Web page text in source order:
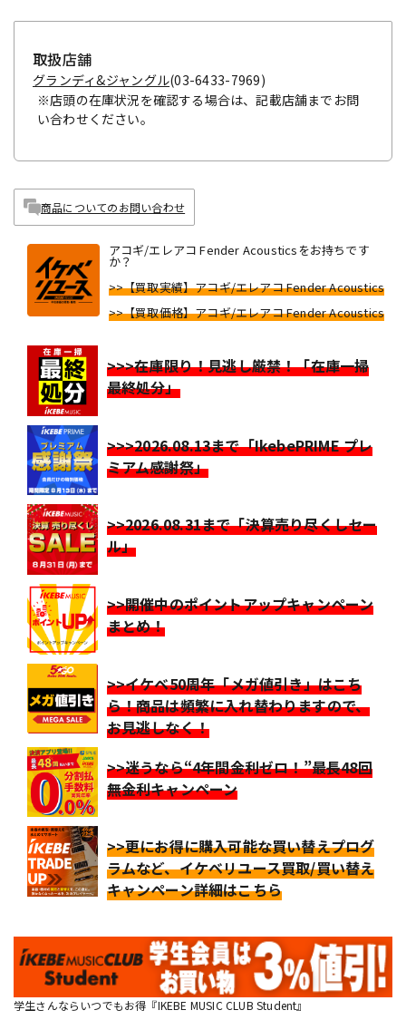
取扱店舗
グランディ&ジャングル(03-6433-7969)
※店頭の在庫状況を確認する場合は、記載店舗までお問
い合わせください。
商品についてのお問い合わせ
アコギ/エレアコ Fender Acousticsをお持ちです
か？
>>【買取実績】アコギ/エレアコ Fender Acoustics
>>【買取価格】アコギ/エレアコ Fender Acoustics
>>>在庫限り！見逃し厳禁！「在庫一掃
最終処分」
>>>2026.08.13まで「IkebePRIME プレ
ミアム感謝祭」
>>2026.08.31まで「決算売り尽くしセー
ル」
>>開催中のポイントアップキャンペーン
まとめ！
>>イケベ50周年「メガ値引き」はこち
ら！商品は頻繁に入れ替わりますので、
お見逃しなく！
>>迷うなら“4年間金利ゼロ！”最長48回
無金利キャンペーン
>>更にお得に購入可能な買い替えプログ
ラムなど、イケベリユース買取/買い替え
キャンペーン詳細はこちら
学生さんならいつでもお得『IKEBE MUSIC CLUB Student』